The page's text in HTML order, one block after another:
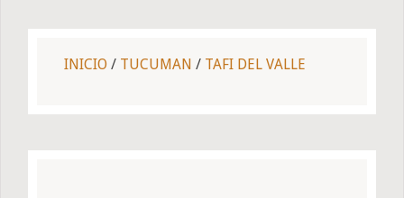
INICIO / TUCUMAN / TAFI DEL VALLE